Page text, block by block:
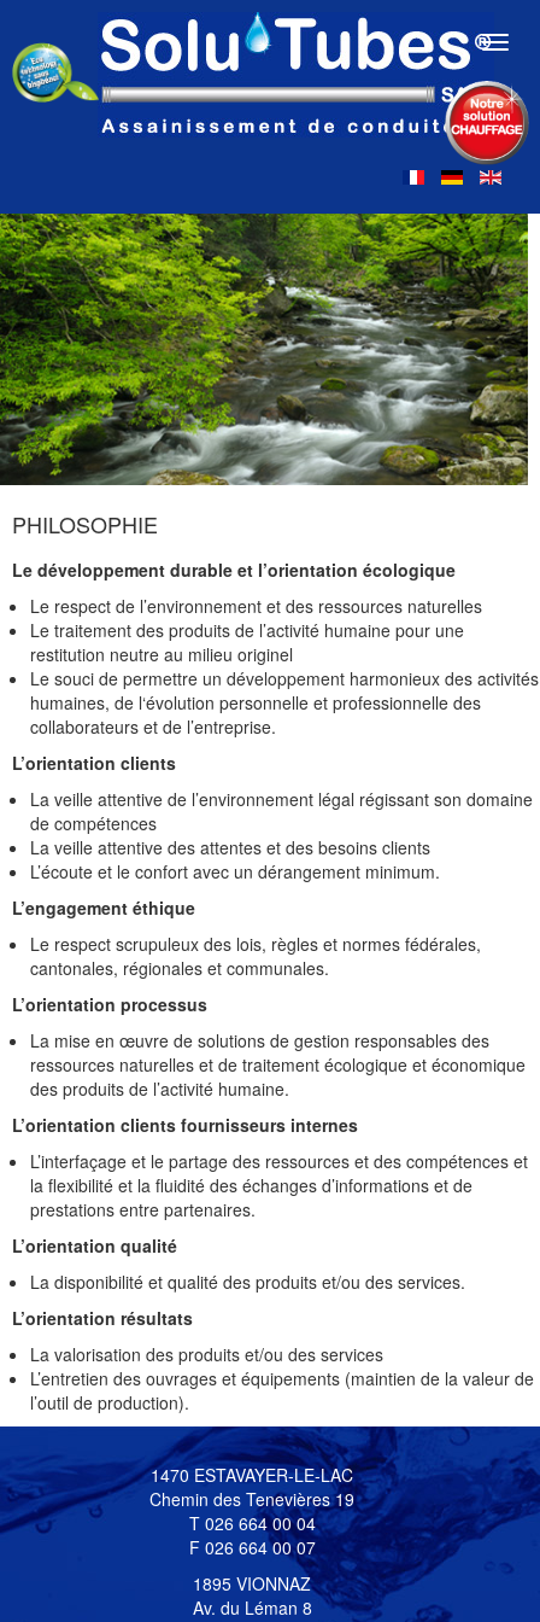
PHILOSOPHIE
Le développement durable et l’orientation écologique
Le respect de l’environnement et des ressources naturelles
Le traitement des produits de l’activité humaine pour une
restitution neutre au milieu originel
Le souci de permettre un développement harmonieux des activités
humaines, de l‘évolution personnelle et professionnelle des
collaborateurs et de l’entreprise.
L’orientation clients
La veille attentive de l’environnement légal régissant son domaine
de compétences
La veille attentive des attentes et des besoins clients
L’écoute et le confort avec un dérangement minimum.
L’engagement éthique
Le respect scrupuleux des lois, règles et normes fédérales,
cantonales, régionales et communales.
L’orientation processus
La mise en œuvre de solutions de gestion responsables des
ressources naturelles et de traitement écologique et économique
des produits de l’activité humaine.
L’orientation clients fournisseurs internes
L’interfaçage et le partage des ressources et des compétences et
la flexibilité et la fluidité des échanges d’informations et de
prestations entre partenaires.
L’orientation qualité
La disponibilité et qualité des produits et/ou des services.
L’orientation résultats
La valorisation des produits et/ou des services
L’entretien des ouvrages et équipements (maintien de la valeur de
l’outil de production).
1470 ESTAVAYER-LE-LAC
Chemin des Tenevières 19
T 026 664 00 04
F 026 664 00 07
1895 VIONNAZ
Av. du Léman 8